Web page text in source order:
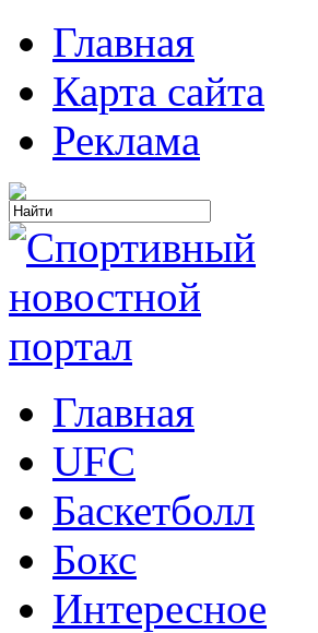
Главная
Карта сайта
Реклама
Главная
UFC
Баскетболл
Бокс
Интересное